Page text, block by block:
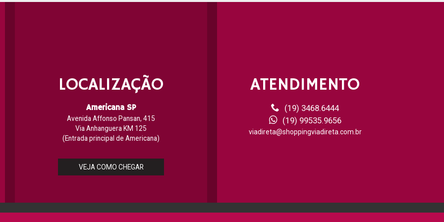
LOCALIZAÇÃO
Americana SP
Avenida Affonso Pansan, 415
Via Anhanguera KM 125
(Entrada principal de Americana)
VEJA COMO CHEGAR
ATENDIMENTO
(19) 3468.6444
(19) 99535.9656
viadireta@shoppingviadireta.com.br